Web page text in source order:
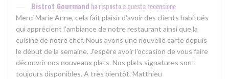
Bistrot Gourmand ha risposto a questa recensione
Merci Marie Anne, cela fait plaisir d'avoir des clients habitués
qui apprécient l'ambiance de notre restaurant ainsi que la
cuisine de notre chef. Nous avons une nouvelle carte depuis
le début de la semaine. J'espère avoir l'occasion de vous faire
découvrir nos nouveaux plats. Nos plats signatures sont
toujours disponibles. A très bientôt. Matthieu